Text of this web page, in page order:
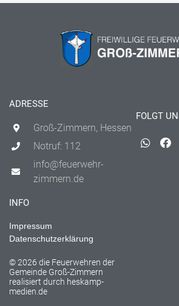
ADRESSE
Groß-Zimmern, Hessen
Notruf: 112
info@feuerwehr-
zimmern.de
FOLGT
INFO
Impressum
Datenschutzerklärung
© 2026 die Feuerwehren der
Gemeinde Groß-Zimmern
realisiert durch heskamp-
medien.de